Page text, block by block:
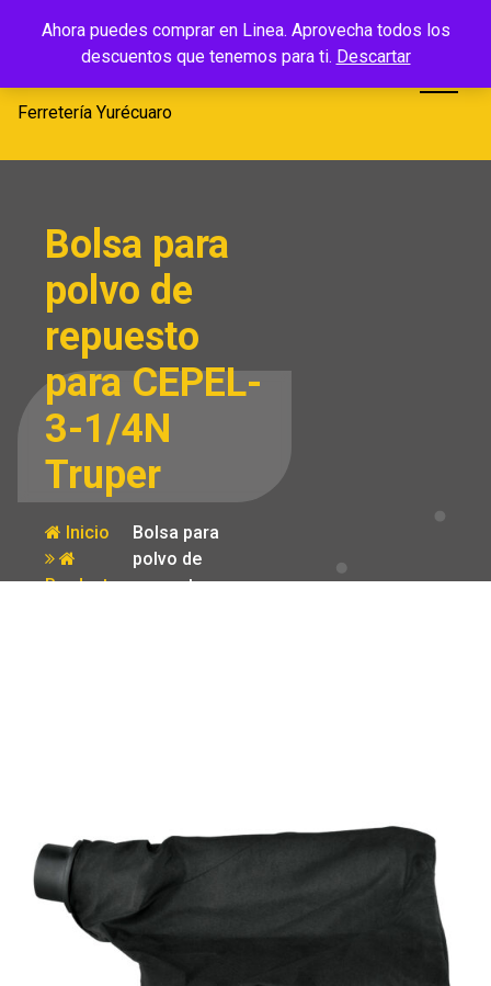
Ahora puedes comprar en Linea. Aprovecha todos los
descuentos que tenemos para ti. Descartar
Ferretería
Yurécuaro
Ferretería Yurécuaro
Bolsa para
polvo de
repuesto
para CEPEL-
3-1/4N
Truper
Inicio
Producto
Bolsa para
polvo de
repuesto para